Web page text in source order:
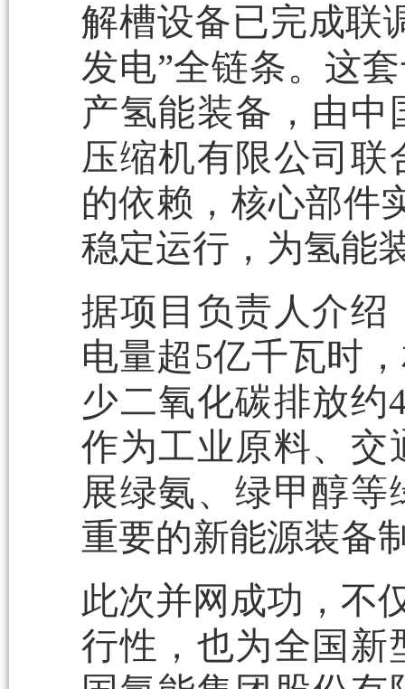
解槽设备已完成
发电”全链条。这
产氢能装备，由
压缩机有限公司
的依赖，核心部件
稳定运行，为氢能
据项目负责人介绍
电量超5亿千瓦时
少二氧化碳排放约
作为工业原料、交
展绿氨、绿甲醇
重要的新能源装备
此次并网成功，不
行性，也为全国新